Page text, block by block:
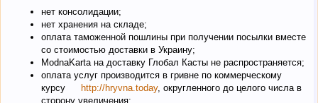
нет консолидации;
нет хранения на складе;
оплата таможенной пошлины при получении посылки вместе
со стоимостью доставки в Украину;
ModnaKarta на доставку Глобал Касты не распространяется;
оплата услуг производится в гривне по коммерческому
курсу
http://hryvna.today, округленного до целого числа в
сторону увеличения;